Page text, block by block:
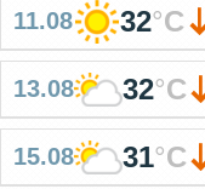
11.08 32°C
13.08 32°C
15.08 31°C